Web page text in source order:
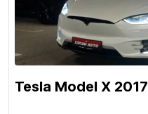
Tesla Model X 2017